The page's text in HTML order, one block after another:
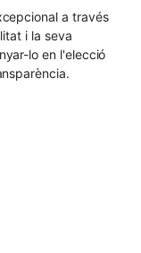
a través
i la seva
lo en l'elecció